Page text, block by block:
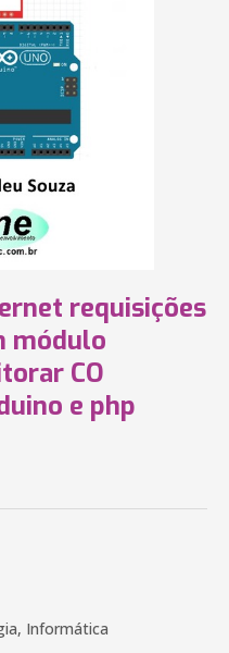
requisições
módulo
CO
e php
Informática